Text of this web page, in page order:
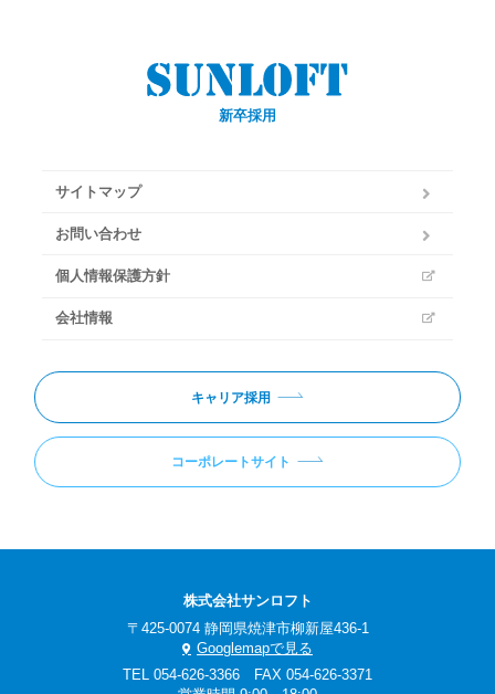
新卒採用
サイトマップ
お問い合わせ
個人情報保護方針
会社情報
キャリア採用
コーポレートサイト
株式会社サンロフト
〒425-0074 静岡県焼津市柳新屋436-1
Googlemapで見る
TEL 054-626-3366 FAX 054-626-3371